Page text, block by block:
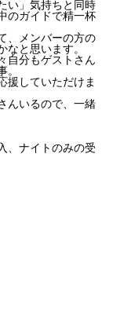
い」気持ちと同時
のガイドで精一杯
、メンバーの方の
と思います。
自分もゲストさん
援していただけま
んいるので、一緒
、ナイトのみの受